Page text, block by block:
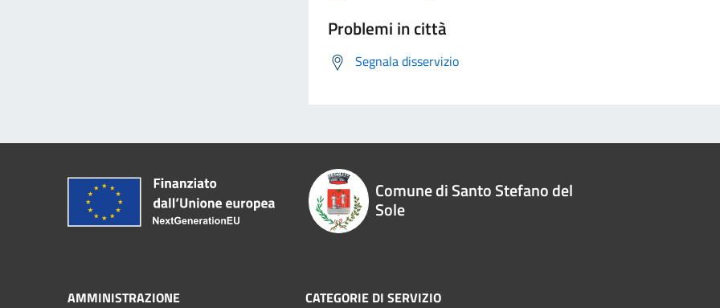
Problemi in città
Segnala disservizio
Comune di Santo Stefano del
Sole
AMMINISTRAZIONE CATEGORIE DI SERVIZIO